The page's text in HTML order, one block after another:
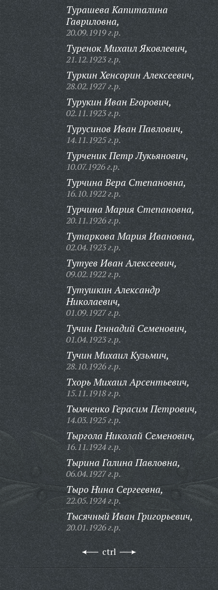
Турашева Капиталина
Гавриловна,
20.09.1919 г.р.
Туренок Михаил Яковлевич,
21.12.1923 г.р.
Туркин Хенсорин Алексеевич,
28.02.1927 г.р.
Турукин Иван Егорович,
02.11.1923 г.р.
Турусинов Иван Павлович,
14.11.1925 г.р.
Турченик Петр Лукьянович,
10.07.1926 г.р.
Турчина Вера Степановна,
16.10.1922 г.р.
Турчина Мария Степановна,
20.11.1926 г.р.
Тутаркова Мария Ивановна,
02.04.1923 г.р.
Тутуев Иван Алексеевич,
09.02.1922 г.р.
Тутушкин Александр
Николаевич,
01.09.1927 г.р.
Тучин Геннадий Семенович,
01.04.1923 г.р.
Тучин Михаил Кузьмич,
28.10.1926 г.р.
Тхорь Михаил Арсентьевич,
15.11.1918 г.р.
Тымченко Герасим Петрович,
14.03.1925 г.р.
Тыргола Николай Семенович,
16.11.1924 г.р.
Тырина Галина Павловна,
06.04.1927 г.р.
Тыро Нина Сергеевна,
22.05.1924 г.р.
Тысячный Иван Григорьевич,
20.01.1926 г.р.
ctrl